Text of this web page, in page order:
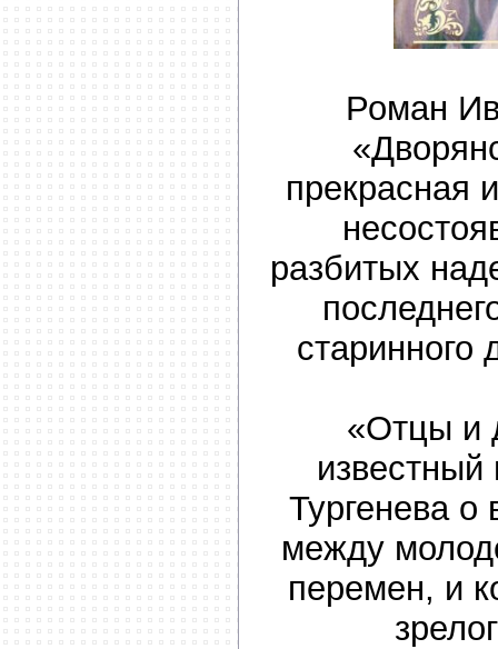
Роман
прекрасная
разбитых
старинного
«Отцы и
известный
Тургенева о
между
перемен, и